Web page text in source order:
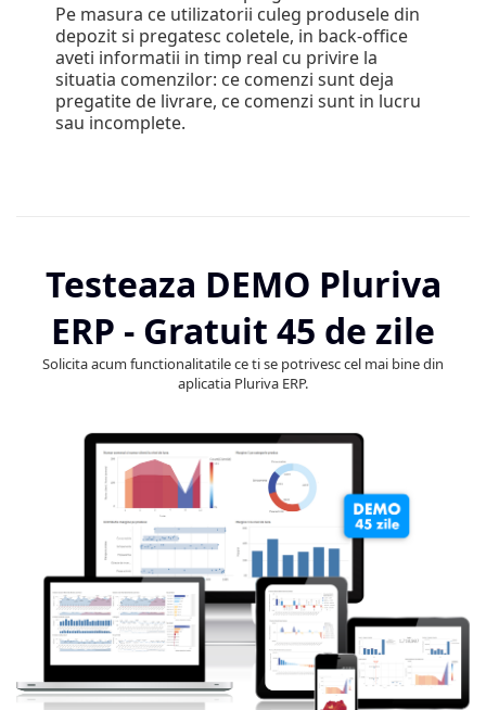
Pe masura ce utilizatorii culeg produsele din
depozit si pregatesc coletele, in back-office
aveti informatii in timp real cu privire la
situatia comenzilor: ce comenzi sunt deja
pregatite de livrare, ce comenzi sunt in lucru
sau incomplete.
Testeaza DEMO Pluriva
ERP - Gratuit 45 de zile
Solicita acum functionalitatile ce ti se potrivesc cel mai bine din
aplicatia Pluriva ERP.